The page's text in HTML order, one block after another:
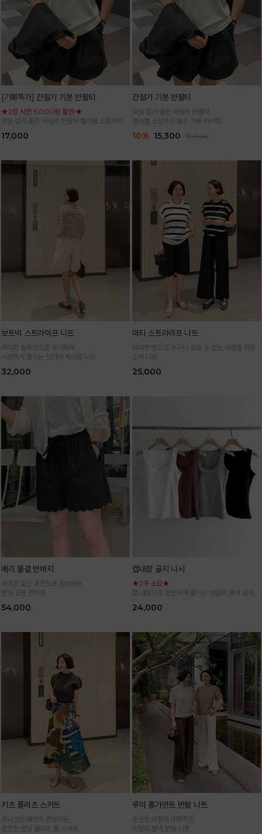
[기획특가] 간절기 기본 반팔티
★2장 사면 5,000원 할인!★
매일 입기 좋은 데일리 반팔티 컬러별 소장하기
17,000
간절기 기본 반팔티
매일 입기 좋은 데일리 반팔티
컬러별 소장하기 좋은 기본 아이템
10% 15,300 17,000
보트넥 스트라이프 니트
케이프 실루엣으로 우아하게
시원하게 즐기는 단가라 케이프 니트
32,000
마티 스트라이프 니트
넉넉한 핏으로 누구나 입을 수 있는 여름철 라운
드넥 니트
입어요
25,000
베리 물결 반바지
귀여운 밑단 포인트로 완성되는
밴딩 코튼 반바지
54,000
캡내장 골지 나시
★2주 소요★
캡 내장으로 편안하게 즐기는 데일리 유넥 골지
24,000
키츠 플리츠 스커트
유니크한 패턴이 돋보이는
편안한 밴딩 플리츠 롱 스커트
루이 홀가먼트 반팔 니트
은은한 비침이 매력적인
데일리 썸머 반팔 니트